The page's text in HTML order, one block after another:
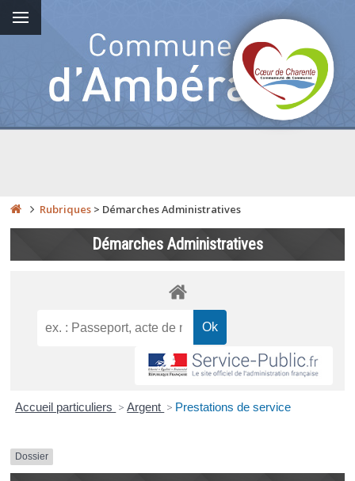
Rubriques > Démarches Administratives
Démarches Administratives
Accueil particuliers > Argent > Prestations de service
Dossier